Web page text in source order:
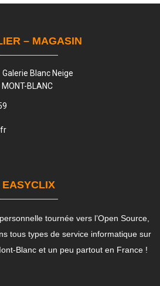
– MAGASIN
Blanc Neige
BLANC
EASYCLIX
tournée vers l’Open Source,
tous types de service informatique sur
Blanc et un peu partout en France !